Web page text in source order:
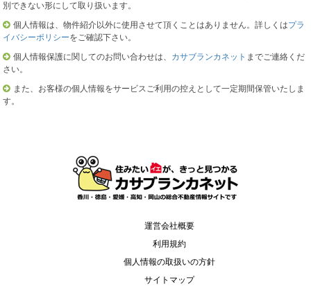
別できない形にして取り扱います。
個人情報は、物件紹介以外に使用させて頂くことはありません。詳しくはプラ
イバシーポリシーをご確認下さい。
個人情報保護に関してのお問い合わせは、 カサブランカネット までご連絡くだ
さい。
また、お客様の個人情報をサービスご利用の控えとして一定期間保管いたしま
す。
運営会社概要
利用規約
個人情報の取扱いの方針
サイトマップ